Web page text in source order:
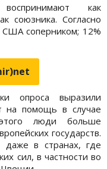
как
союзника. Согласно
соперником; 12%
опроса выразили
на помощь в случае
люди больше
государств.
даже в странах, где
сил, в частности во